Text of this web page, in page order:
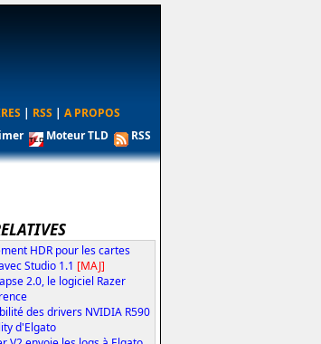
| RSS | A PROPOS
Moteur TLD RSS
HDR pour les cartes
Studio 1.1 [MAJ]
2.0, le logiciel Razer
des drivers NVIDIA R590
d'Elgato